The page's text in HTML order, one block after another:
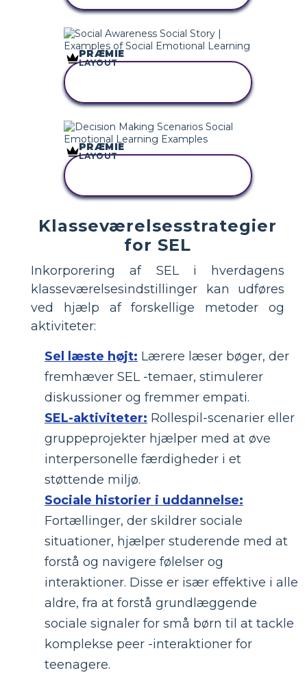
PRÆMIE
LAYOUT
PRÆMIE
LAYOUT
Klasseværelsesstrategier
for SEL
Inkorporering af SEL i hverdagens
klasseværelsesindstillinger kan udføres
ved hjælp af forskellige metoder og
aktiviteter:
Sel læste højt: Lærere læser bøger, der
fremhæver SEL -temaer, stimulerer
diskussioner og fremmer empati.
SEL-aktiviteter: Rollespil-scenarier eller
gruppeprojekter hjælper med at øve
interpersonelle færdigheder i et
støttende miljø.
Sociale historier i uddannelse:
Fortællinger, der skildrer sociale
situationer, hjælper studerende med at
forstå og navigere følelser og
interaktioner. Disse er især effektive i alle
aldre, fra at forstå grundlæggende
sociale signaler for små børn til at tackle
komplekse peer -interaktioner for
teenagere.